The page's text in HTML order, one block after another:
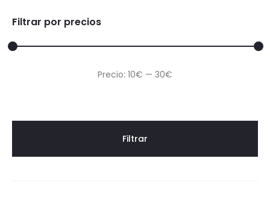
Filtrar por precios
Precio
Precio
Filtrar
Precio: 10€ — 30€